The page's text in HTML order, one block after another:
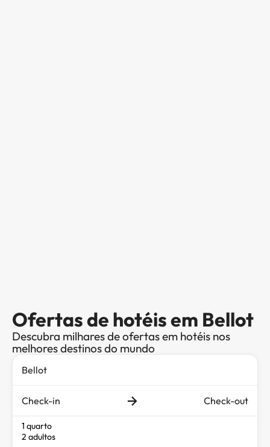
Ofertas de hotéis em Bellot
Descubra milhares de ofertas em hotéis nos
melhores destinos do mundo
Check-in Check-out
1 quarto
2 adultos